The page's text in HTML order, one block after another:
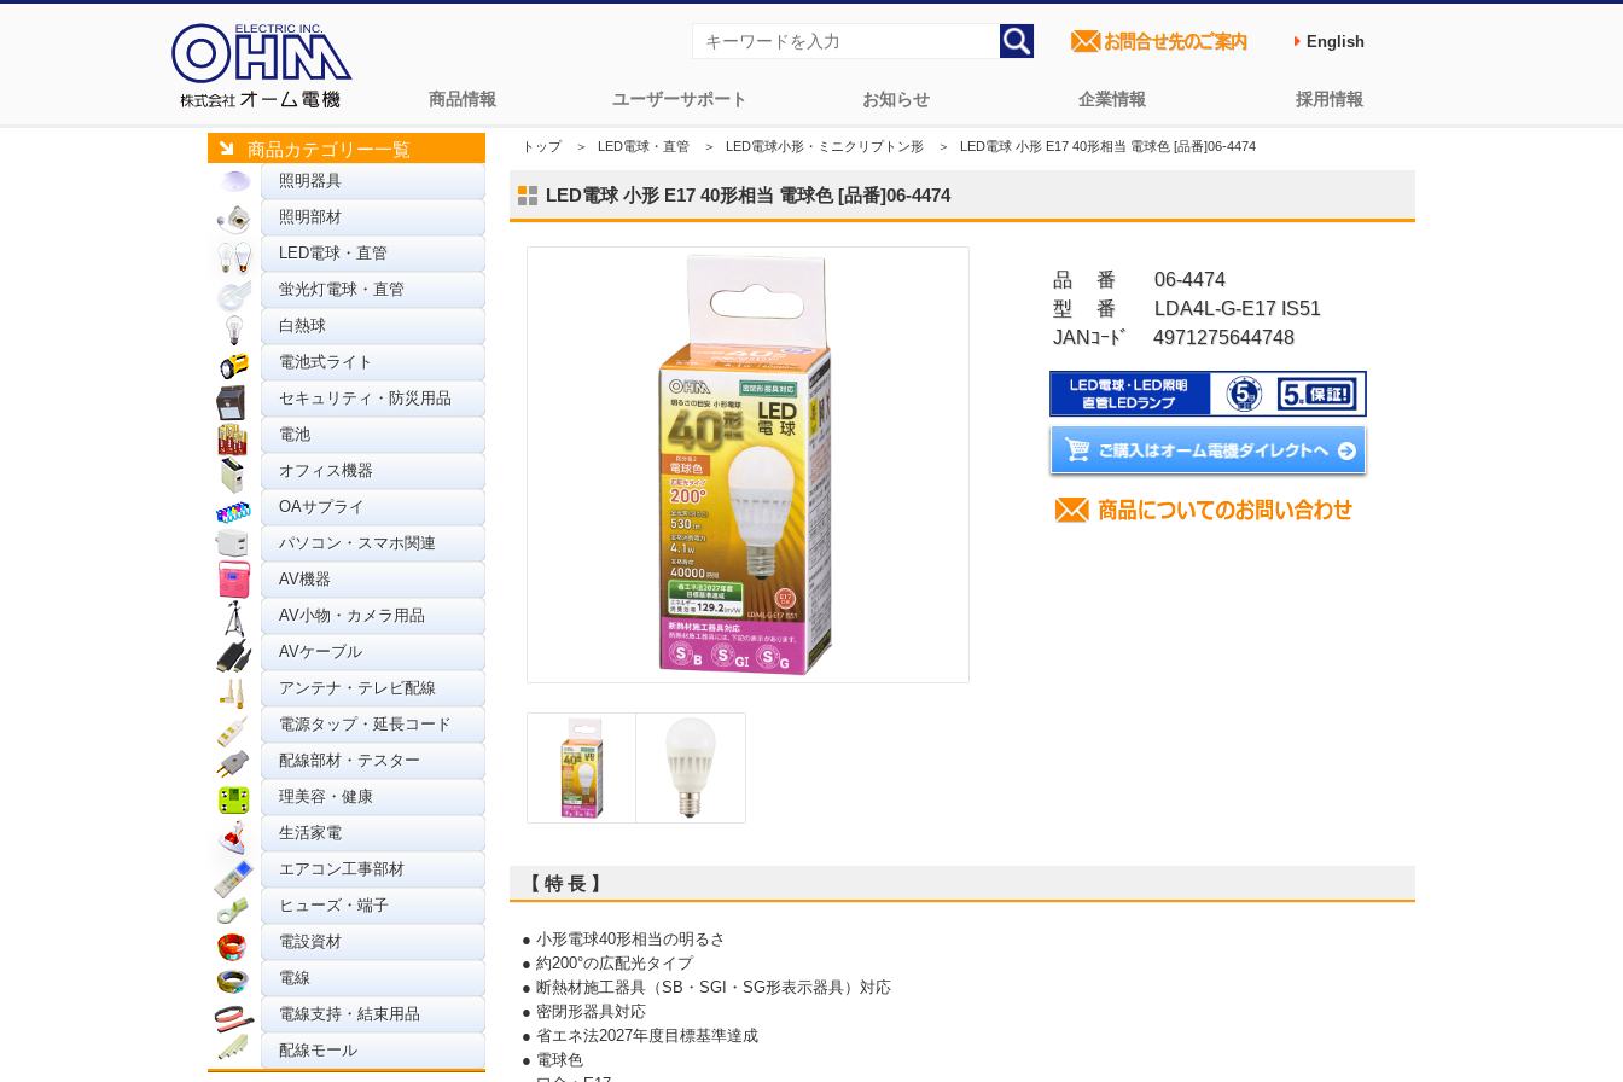
商品情報 ユーザーサポート お知らせ 企業情報 採用情報
English
商品カテゴリー一覧
照明器具
照明部材
LED電球・直管
蛍光灯電球・直管
白熱球
電池式ライト
セキュリティ・防災用品
電池
オフィス機器
OAサプライ
パソコン・スマホ関連
AV機器
AV小物・カメラ用品
AVケーブル
アンテナ・テレビ配線
電源タップ・延長コード
配線部材・テスター
理美容・健康
生活家電
エアコン工事部材
ヒューズ・端子
電設資材
電線
電線支持・結束用品
配線モール
トップ＞ LED電球・直管 ＞ LED電球小形・ミニクリプトン形 ＞ LED電球 小形 E17 40形相当 電球色 [品番]06-4474
LED電球 小形 E17 40形相当 電球色 [品番]06-4474
品 番 06-4474
型 番 LDA4L-G-E17 IS51
JANｺｰﾄﾞ 4971275644748
【 特 長 】
● 小形電球40形相当の明るさ
● 約200°の広配光タイプ
● 断熱材施工器具（SB・SGI・SG形表示器具）対応
● 密閉形器具対応
● 省エネ法2027年度目標基準達成
● 電球色